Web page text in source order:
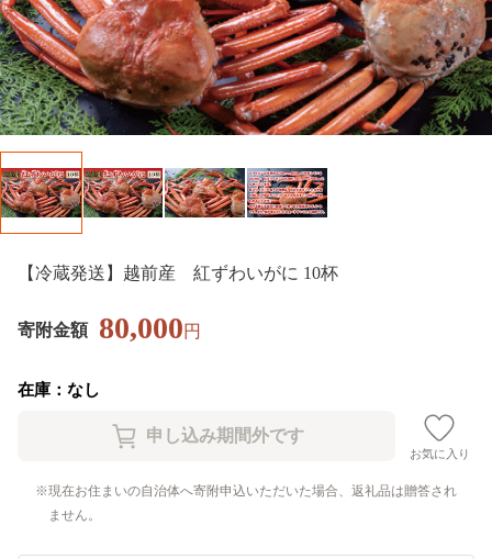
【冷蔵発送】越前産 紅ずわいがに 10杯
寄附金額 80,000円
在庫：なし
お気に入り
現在お住まいの自治体へ寄附申込いただいた場合、返礼品は贈答され
ません。